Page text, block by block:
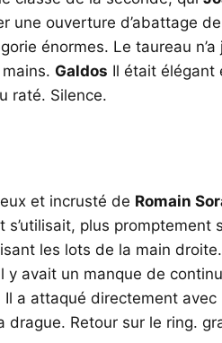
une ouverture d’abattage
énormes. Le taureau
Galdos Il était élégant
raté. Silence.
et incrusté de Romain
plus promptement
les lots de la main
y avait un manque de
a attaqué directement avec
Retour sur le ring.